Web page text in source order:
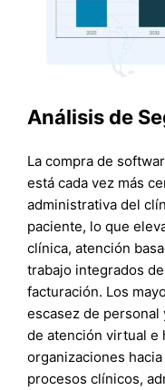
Análisis de
La compra de
está cada vez más
administrativa del
paciente, lo que
clínica, atención
trabajo integrados
facturación. Los
escasez de personal
de atención virtual e
organizaciones
procesos clínicos,